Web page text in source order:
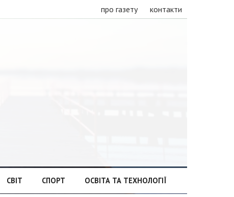
про газету контакти
СВІТ СПОРТ ОСВІТА ТА ТЕХНОЛОГІЇ